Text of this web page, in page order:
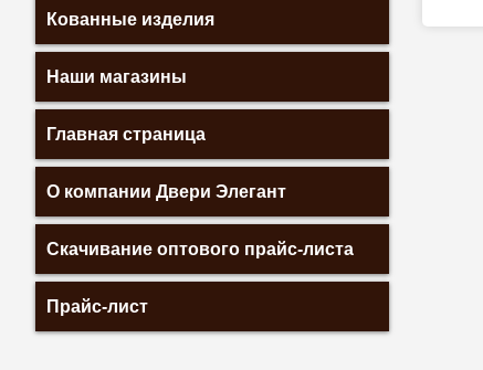
Кованные изделия
Наши магазины
Главная страница
О компании Двери Элегант
Скачивание оптового прайс-листа
Прайс-лист